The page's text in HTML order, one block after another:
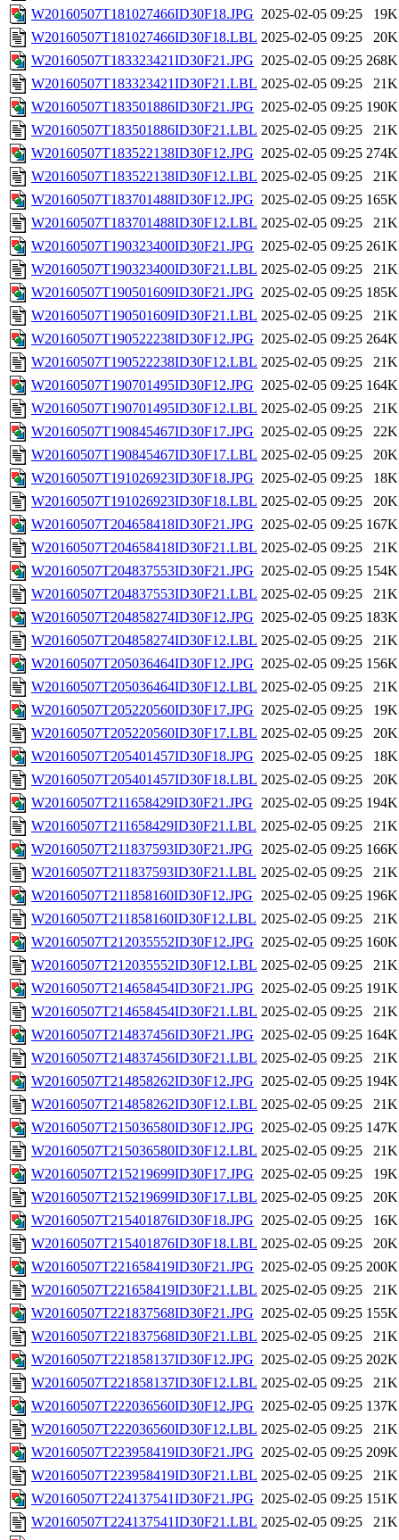
W20160507T181027466ID30F18.JPG 2025-02-05 09:25
19K
W20160507T181027466ID30F18.LBL 2025-02-05 09:25
20K
W20160507T183323421ID30F21.JPG 2025-02-05 09:25 268K
W20160507T183323421ID30F21.LBL 2025-02-05 09:25
21K
W20160507T183501886ID30F21.JPG 2025-02-05 09:25 190K
W20160507T183501886ID30F21.LBL 2025-02-05 09:25
21K
W20160507T183522138ID30F12.JPG 2025-02-05 09:25 274K
W20160507T183522138ID30F12.LBL 2025-02-05 09:25
21K
W20160507T183701488ID30F12.JPG 2025-02-05 09:25 165K
W20160507T183701488ID30F12.LBL 2025-02-05 09:25
21K
W20160507T190323400ID30F21.JPG 2025-02-05 09:25 261K
W20160507T190323400ID30F21.LBL 2025-02-05 09:25
21K
W20160507T190501609ID30F21.JPG 2025-02-05 09:25 185K
W20160507T190501609ID30F21.LBL 2025-02-05 09:25
21K
W20160507T190522238ID30F12.JPG 2025-02-05 09:25 264K
W20160507T190522238ID30F12.LBL 2025-02-05 09:25
21K
W20160507T190701495ID30F12.JPG 2025-02-05 09:25 164K
W20160507T190701495ID30F12.LBL 2025-02-05 09:25
21K
W20160507T190845467ID30F17.JPG 2025-02-05 09:25
22K
W20160507T190845467ID30F17.LBL 2025-02-05 09:25
20K
W20160507T191026923ID30F18.JPG 2025-02-05 09:25
18K
W20160507T191026923ID30F18.LBL 2025-02-05 09:25
20K
W20160507T204658418ID30F21.JPG 2025-02-05 09:25 167K
W20160507T204658418ID30F21.LBL 2025-02-05 09:25
21K
W20160507T204837553ID30F21.JPG 2025-02-05 09:25 154K
W20160507T204837553ID30F21.LBL 2025-02-05 09:25
21K
W20160507T204858274ID30F12.JPG 2025-02-05 09:25 183K
W20160507T204858274ID30F12.LBL 2025-02-05 09:25
21K
W20160507T205036464ID30F12.JPG 2025-02-05 09:25 156K
W20160507T205036464ID30F12.LBL 2025-02-05 09:25
21K
W20160507T205220560ID30F17.JPG 2025-02-05 09:25
19K
W20160507T205220560ID30F17.LBL 2025-02-05 09:25
20K
W20160507T205401457ID30F18.JPG 2025-02-05 09:25
18K
W20160507T205401457ID30F18.LBL 2025-02-05 09:25
20K
W20160507T211658429ID30F21.JPG 2025-02-05 09:25 194K
W20160507T211658429ID30F21.LBL 2025-02-05 09:25
21K
W20160507T211837593ID30F21.JPG 2025-02-05 09:25 166K
W20160507T211837593ID30F21.LBL 2025-02-05 09:25
21K
W20160507T211858160ID30F12.JPG 2025-02-05 09:25 196K
W20160507T211858160ID30F12.LBL 2025-02-05 09:25
21K
W20160507T212035552ID30F12.JPG 2025-02-05 09:25 160K
W20160507T212035552ID30F12.LBL 2025-02-05 09:25
21K
W20160507T214658454ID30F21.JPG 2025-02-05 09:25 191K
W20160507T214658454ID30F21.LBL 2025-02-05 09:25
21K
W20160507T214837456ID30F21.JPG 2025-02-05 09:25 164K
W20160507T214837456ID30F21.LBL 2025-02-05 09:25
21K
W20160507T214858262ID30F12.JPG 2025-02-05 09:25 194K
W20160507T214858262ID30F12.LBL 2025-02-05 09:25
21K
W20160507T215036580ID30F12.JPG 2025-02-05 09:25 147K
W20160507T215036580ID30F12.LBL 2025-02-05 09:25
21K
W20160507T215219699ID30F17.JPG 2025-02-05 09:25
19K
W20160507T215219699ID30F17.LBL 2025-02-05 09:25
20K
W20160507T215401876ID30F18.JPG 2025-02-05 09:25
16K
W20160507T215401876ID30F18.LBL 2025-02-05 09:25
20K
W20160507T221658419ID30F21.JPG 2025-02-05 09:25 200K
W20160507T221658419ID30F21.LBL 2025-02-05 09:25
21K
W20160507T221837568ID30F21.JPG 2025-02-05 09:25 155K
W20160507T221837568ID30F21.LBL 2025-02-05 09:25
21K
W20160507T221858137ID30F12.JPG 2025-02-05 09:25 202K
W20160507T221858137ID30F12.LBL 2025-02-05 09:25
21K
W20160507T222036560ID30F12.JPG 2025-02-05 09:25 137K
W20160507T222036560ID30F12.LBL 2025-02-05 09:25
21K
W20160507T223958419ID30F21.JPG 2025-02-05 09:25 209K
W20160507T223958419ID30F21.LBL 2025-02-05 09:25
21K
W20160507T224137541ID30F21.JPG 2025-02-05 09:25 151K
W20160507T224137541ID30F21.LBL 2025-02-05 09:25
21K